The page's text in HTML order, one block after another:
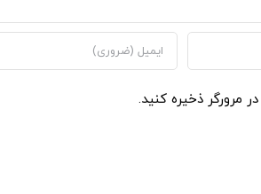
مرورگر ذخیره کنید.